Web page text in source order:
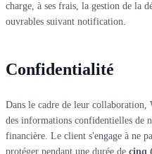
charge, à ses frais, la gestion de la
ouvrables suivant notification.
Confidentialité
Dans le cadre de leur
des informations confidentielles de
financière. Le client s'engage à ne
protéger pendant une durée de cinq